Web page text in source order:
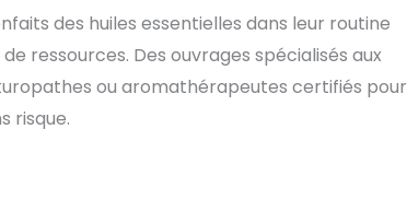
des huiles essentielles dans leur routine
ressources. Des ouvrages spécialisés aux
ou aromathérapeutes certifiés pour
risque.